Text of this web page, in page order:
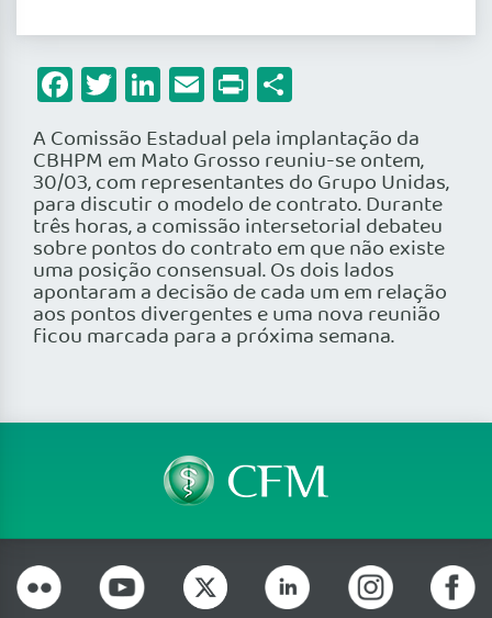
Facebook
Twitter
LinkedIn
Email
Print
A Comissão Estadual pela implantação da
CBHPM em Mato Grosso reuniu-se ontem,
30/03, com representantes do Grupo Unidas,
para discutir o modelo de contrato. Durante
três horas, a comissão intersetorial debateu
sobre pontos do contrato em que não existe
uma posição consensual. Os dois lados
apontaram a decisão de cada um em relação
aos pontos divergentes e uma nova reunião
ficou marcada para a próxima semana.